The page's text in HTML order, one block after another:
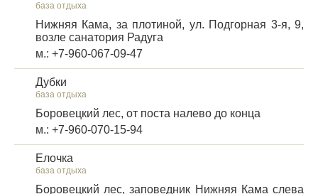
база отдыха
Нижняя Кама, за плотиной, ул. Подгорная 3-я, 9,
возле санатория Радуга
м.: +7-960-067-09-47
Дубки
база отдыха
Боровецкий лес, от поста налево до конца
м.: +7-960-070-15-94
Елочка
база отдыха
Боровецкий лес, заповедник Нижняя Кама слева